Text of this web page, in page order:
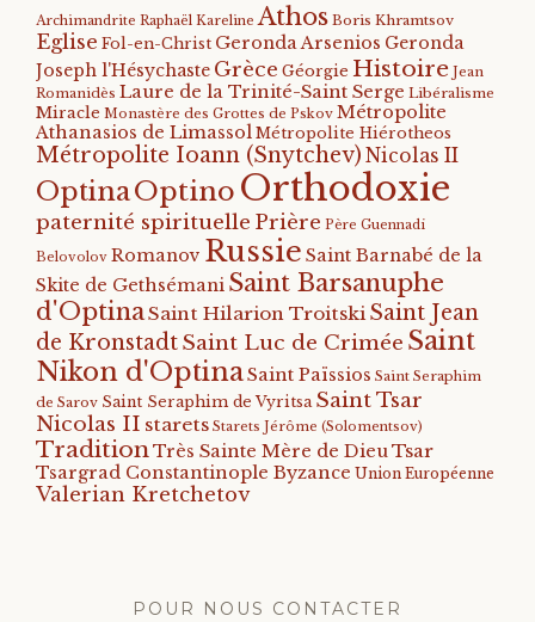
Archimandrite Raphaël Kareline Athos Boris Khramtsov
Eglise Fol-en-Christ Geronda Arsenios Geronda
Joseph l'Hésychaste Grèce Géorgie Histoire Jean
Romanidès Laure de la Trinité-Saint Serge Libéralisme
Miracle Monastère des Grottes de Pskov Métropolite
Athanasios de Limassol Métropolite Hiérotheos
Métropolite Ioann (Snytchev) Nicolas II
OptinaOptino Orthodoxie
paternité spirituelle Prière Père Guennadi
Belovolov Romanov Russie Saint Barnabé de la
Skite de Gethsémani Saint Barsanuphe
d'OptinaSaint Hilarion Troitski Saint Jean
de KronstadtSaint Luc de Crimée Saint
Nikon d'OptinaSaint Païssios Saint Seraphim
de Sarov Saint Seraphim de Vyritsa Saint Tsar
Nicolas II starets Starets Jérôme (Solomentsov)
TraditionTrès Sainte Mère de DieuTsar
Tsargrad Constantinople Byzance Union Européenne
Valerian Kretchetov
POUR NOUS CONTACTER